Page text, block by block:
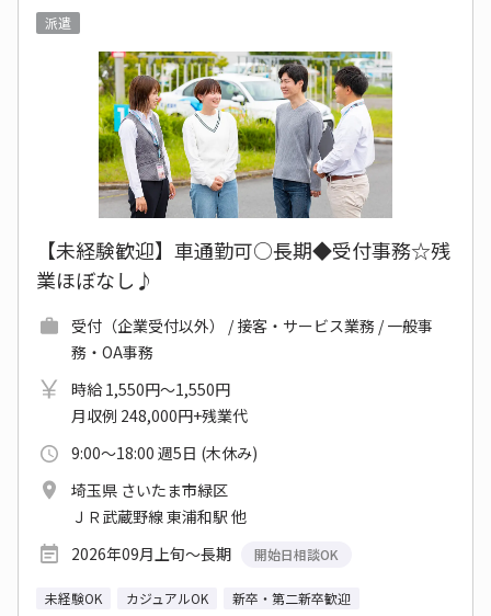
派遣
【未経験歓迎】車通勤可○長期◆受付事務☆残
業ほぼなし♪
受付（企業受付以外） / 接客・サービス業務 / 一般事
務・OA事務
時給 1,550円～1,550円
月収例 248,000円+残業代
9:00～18:00 週5日 (木休み)
埼玉県 さいたま市緑区
ＪＲ武蔵野線 東浦和駅 他
2026年09月上旬～長期
開始日相談OK
未経験OK カジュアルOK
新卒・第二新卒歓迎